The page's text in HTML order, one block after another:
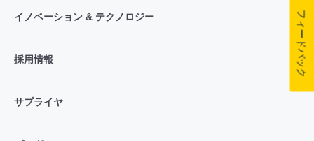
イノベーション & テクノロジー
採用情報
サプライヤ
フィードバック